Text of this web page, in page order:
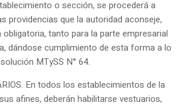
o sección, se procederá a
providencias que la autoridad aconseje,
tanto para la parte empresarial
dándose cumplimiento de esta forma a lo
MTySS N° 64.
En todos los establecimientos de la
afines, deberán habilitarse vestuarios,